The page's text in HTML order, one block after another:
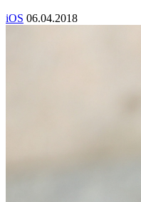
iOS 06.04.2018